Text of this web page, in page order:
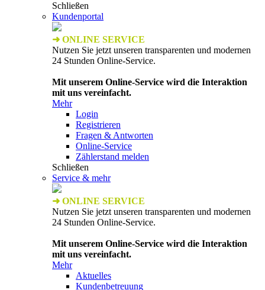
Schließen
Kundenportal
➜ ONLINE SERVICE
Nutzen Sie jetzt unseren transparenten und modernen
24 Stunden Online-Service.
Mit unserem Online-Service wird die Interaktion
mit uns vereinfacht.
Mehr
Login
Registrieren
Fragen & Antworten
Online-Service
Zählerstand melden
Schließen
Service & mehr
➜ ONLINE SERVICE
Nutzen Sie jetzt unseren transparenten und modernen
24 Stunden Online-Service.
Mit unserem Online-Service wird die Interaktion
mit uns vereinfacht.
Mehr
Aktuelles
Kundenbetreuung